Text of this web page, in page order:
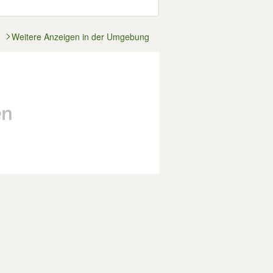
Weitere Anzeigen in der Umgebung